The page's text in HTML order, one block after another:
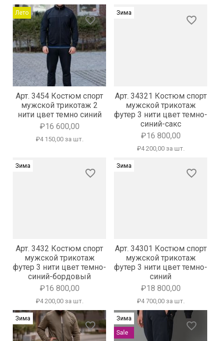
favorite_border
Лето
Арт. 3454 Костюм спорт
мужской трикотаж 2
нити цвет темно синий
₽16 600,00
₽4 150,00 за шт.
favorite_border
Зима
Арт. 34321 Костюм спорт
мужской трикотаж
футер 3 нити цвет темно-
синий-сакс
₽16 800,00
₽4 200,00 за шт.
favorite_border
Зима
Арт. 3432 Костюм спорт
мужской трикотаж
футер 3 нити цвет темно-
синий-бордовый
₽16 800,00
₽4 200,00 за шт.
favorite_border
Зима
Арт. 34301 Костюм спорт
мужской трикотаж
футер 3 нити цвет темно-
синий
₽18 800,00
₽4 700,00 за шт.
favorite_border
Зима
favorite_border
Зима
Sale